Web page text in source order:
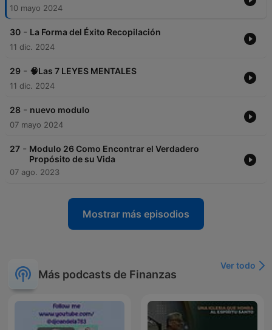
10 mayo 2024
30 - La Forma del Éxito Recopilación
11 dic. 2024
29 - 🧠Las 7 LEYES MENTALES
11 dic. 2024
28 - nuevo modulo
07 mayo 2024
27 - Modulo 26 Como Encontrar el Verdadero
Propósito de su Vida
07 ago. 2023
Mostrar más episodios
Más podcasts de Finanzas
Ver todo